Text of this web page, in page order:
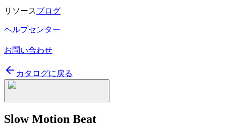
リソースブログ
ヘルプセンター
お問い合わせ
カタログに戻る
Slow Motion Beat